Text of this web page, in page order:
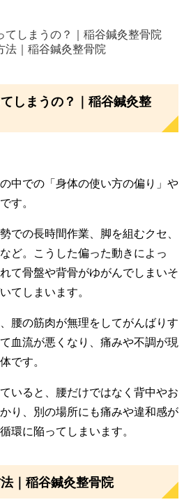
てしまうの？｜稲谷鍼灸整骨院
法｜稲谷鍼灸整骨院
しまうの？｜稲谷鍼灸整
中での「身体の使い方の偏り」や
す。
での長時間作業、脚を組むクセ、
ど。こうした偏った動きによっ
て骨盤や背骨がゆがんでしまいそ
てしまいます。
腰の筋肉が無理をしてがんばりす
血流が悪くなり、痛みや不調が現
です。
いると、腰だけではなく背中やお
り、別の場所にも痛みや違和感が
環に陥ってしまいます。
｜稲谷鍼灸整骨院